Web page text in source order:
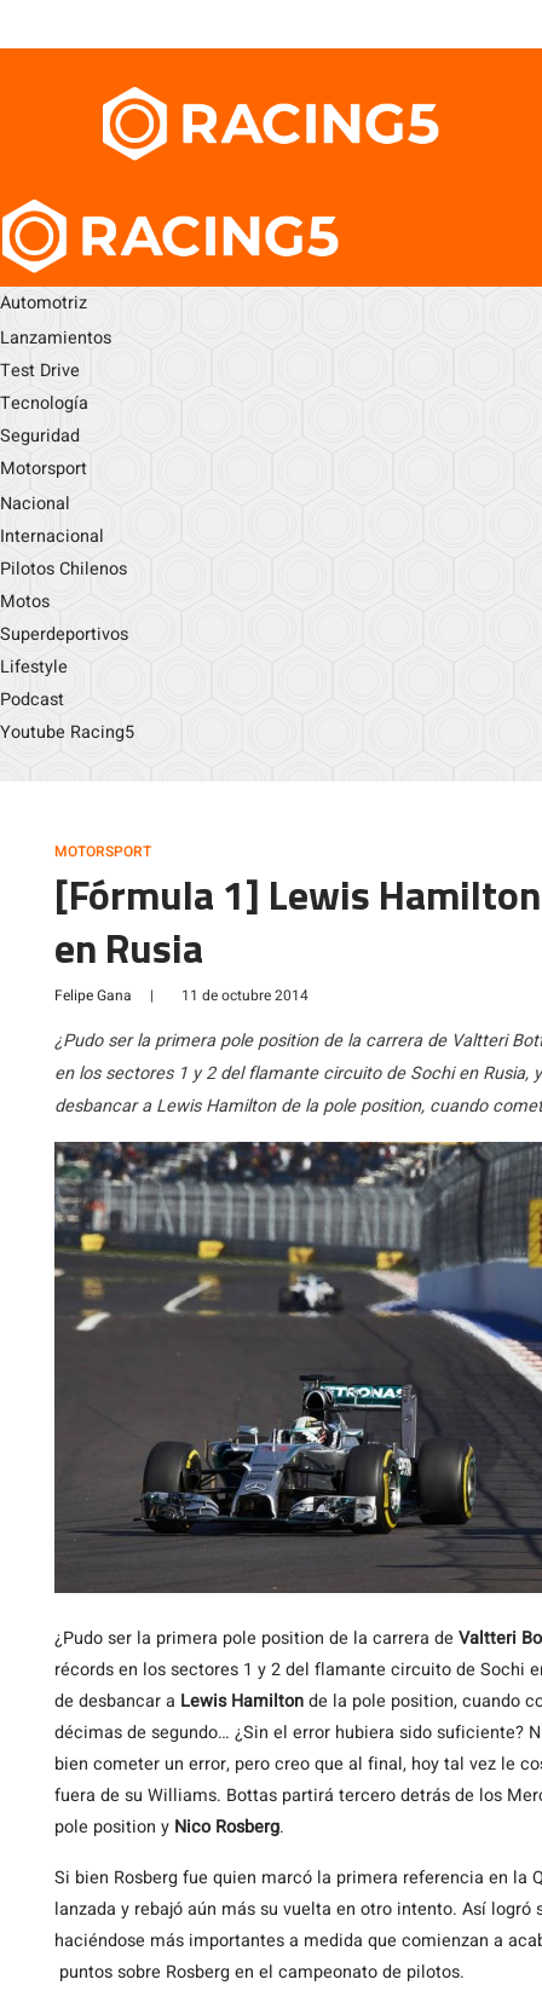
Automotriz
Lanzamientos
Test Drive
Tecnología
Seguridad
Motorsport
Nacional
Internacional
Pilotos Chilenos
Motos
Superdeportivos
Lifestyle
Podcast
Youtube Racing5
MOTORSPORT
[Fórmula 1] Lewis
en Rusia
Felipe Gana | 11 de octubre 2014
¿Pudo ser la primera pole position de la carrera de Valtteri
en los sectores 1 y 2 del flamante circuito de Sochi en
desbancar a Lewis Hamilton de la pole position, cuando
¿Pudoser la primera pole position de la carrera de Valtteri
récords en los sectores 1 y 2 del flamante circuito de Sochi
de desbancar a Lewis Hamiltonde la pole position, cuando
décimas de segundo… ¿Sin el error hubiera sido suficiente?
bien cometer un error, pero creo que al final, hoy tal vez le
fuera de su Williams. Bottas partirá tercero detrás de los
pole position y Nico Rosberg.
Si bien Rosberg fue quien marcó la primera referencia en la
lanzada y rebajó aún más su vuelta en otro intento. Así
haciéndose más importantes a medida que comienzan a
puntos sobre Rosberg en el campeonato de pilotos.